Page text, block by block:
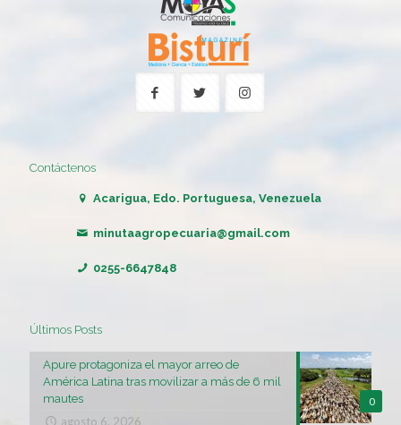
Contáctenos
Acarigua, Edo. Portuguesa, Venezuela
minutaagropecuaria@gmail.com
0255-6647848
Últimos Posts
0
Apure protagoniza el mayor arreo de
América Latina tras movilizar a más de 6 mil
mautes
agosto 6, 2026